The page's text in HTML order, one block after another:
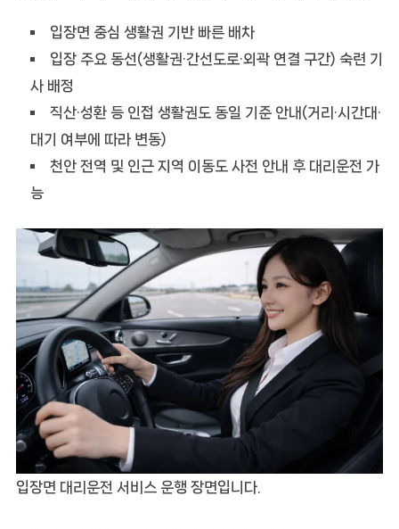
입장면 중심 생활권 기반 빠른 배차
입장 주요 동선(생활권·간선도로·외곽 연결 구간) 숙련 기
사 배정
직산·성환 등 인접 생활권도 동일 기준 안내(거리·시간대·
대기 여부에 따라 변동)
천안 전역 및 인근 지역 이동도 사전 안내 후 대리운전 가
능
입장면 대리운전 서비스 운행 장면입니다.